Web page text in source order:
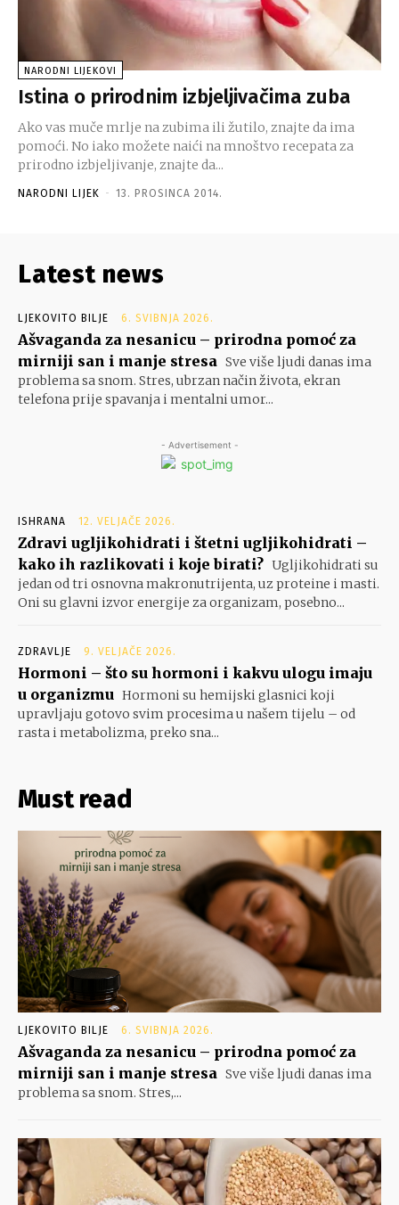
NARODNI LIJEKOVI
Istina o prirodnim izbjeljivačima zuba
Ako vas muče mrlje na zubima ili žutilo, znajte da ima
pomoći. No iako možete naići na mnoštvo recepata za
prirodno izbjeljivanje, znajte da...
NARODNI LIJEK - 13. PROSINCA 2014.
Latest news
LJEKOVITO BILJE 6. SVIBNJA 2026.
Ašvaganda za nesanicu – prirodna pomoć za
mirniji san i manje stresa Sve više ljudi danas ima
problema sa snom. Stres, ubrzan način života, ekran
telefona prije spavanja i mentalni umor...
- Advertisement -
ISHRANA 12. VELJAČE 2026.
Zdravi ugljikohidrati i štetni ugljikohidrati –
kako ih razlikovati i koje birati? Ugljikohidrati su
jedan od tri osnovna makronutrijenta, uz proteine i masti.
Oni su glavni izvor energije za organizam, posebno...
ZDRAVLJE 9. VELJAČE 2026.
Hormoni – što su hormoni i kakvu ulogu imaju
u organizmu Hormoni su hemijski glasnici koji
upravljaju gotovo svim procesima u našem tijelu – od
rasta i metabolizma, preko sna...
Must read
LJEKOVITO BILJE 6. SVIBNJA 2026.
Ašvaganda za nesanicu – prirodna pomoć za
mirniji san i manje stresa Sve više ljudi danas ima
problema sa snom. Stres,...